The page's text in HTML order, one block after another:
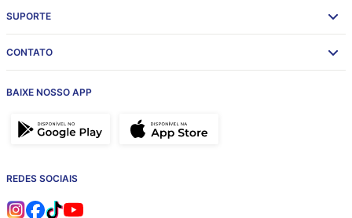
SUPORTE
CONTATO
BAIXE NOSSO APP
REDES SOCIAIS